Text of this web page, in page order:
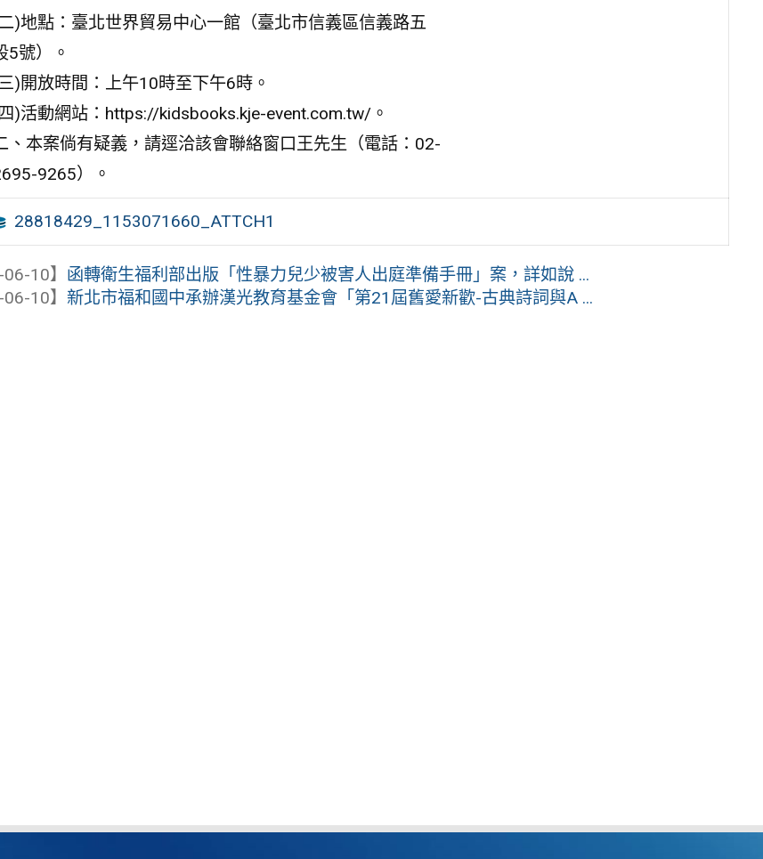
)地點：臺北世界貿易中心一館（臺北市信義區信義路五
5號）。
)開放時間：上午10時至下午6時。
)活動網站：https://kidsbooks.kje-event.com.tw/。
、本案倘有疑義，請逕洽該會聯絡窗口王先生（電話：02-
9265）。
28818429_1153071660_ATTCH1
06-10】 函轉衛生福利部出版「性暴力兒少被害人出庭準備手冊」案，詳如說 ...
06-10】新北市福和國中承辦漢光教育基金會「第21屆舊愛新歡-古典詩詞與A ...